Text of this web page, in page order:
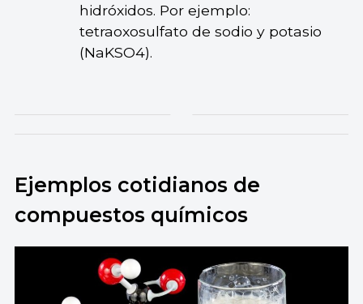
hidróxidos. Por ejemplo:
tetraoxosulfato de sodio y potasio
(NaKSO4).
Ejemplos cotidianos de
compuestos químicos